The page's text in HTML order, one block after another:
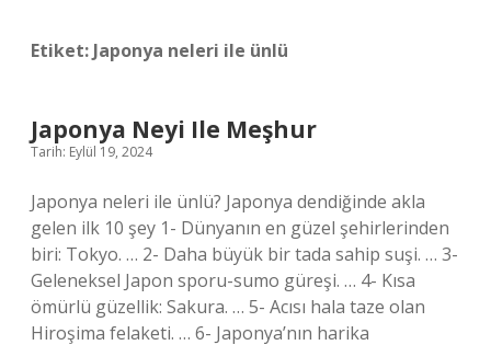
Etiket: Japonya neleri ile ünlü
Japonya Neyi Ile Meşhur
Tarih: Eylül 19, 2024
Japonya neleri ile ünlü? Japonya dendiğinde akla
gelen ilk 10 şey 1- Dünyanın en güzel şehirlerinden
biri: Tokyo. … 2- Daha büyük bir tada sahip suşi. … 3-
Geleneksel Japon sporu-sumo güreşi. … 4- Kısa
ömürlü güzellik: Sakura. … 5- Acısı hala taze olan
Hiroşima felaketi. … 6- Japonya’nın harika